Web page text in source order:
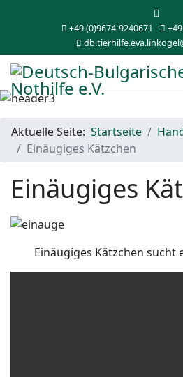
+49 (0)9674-9240671
Aktuelle Seite: Startseite
Einäugiges Kätzchen
Einäugiges
Einäugiges Kätzchen sucht